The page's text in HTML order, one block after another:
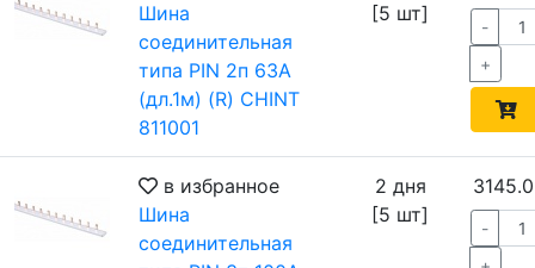
Шина
соединительная
типа PIN 2п 63А
(дл.1м) (R) CHINT
811001
[5 шт]
-
+
в избранное
Шина
соединительная
2 дня
[5 шт]
-